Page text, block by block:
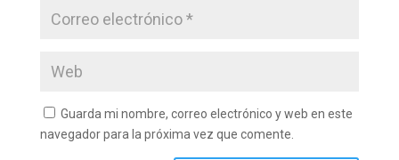
Guarda mi nombre, correo electrónico y web en este
navegador para la próxima vez que comente.